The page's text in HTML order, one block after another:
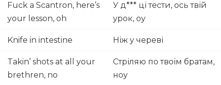
Fuck a Scantron, here’s
your lesson, oh
У д*** ці тести, ось твій
урок, оу
Knife in intestine Ніж у череві
Takin’ shots at all your
brethren, no
Стріляю по твоїм братам,
ноу